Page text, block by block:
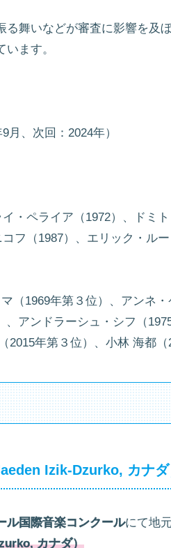
舞いなどが審査に影響を及
ます。
月、次回：2024年）
・ペライア（1972）、ドミ
フ（1987）、エリック・ル
（1969年第３位）、アンネ
アンドラーシュ・シフ（
年第３位）、小林 海都（
Izik-Dzurko, カナダ
ル国際音楽コンクールにて地
カナダ）